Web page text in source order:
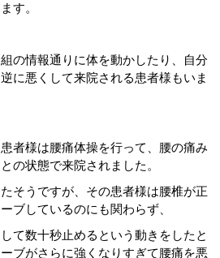
す。
の情報通りに体を動かしたり、自分
に悪くして来院される患者様もいま
者様は腰痛体操を行って、腰の痛み
の状態で来院されました。
そうですが、その患者様は腰椎が正
ブしているのにも関わらず、
て数十秒止めるという動きをしたと
ブがさらに強くなりすぎて腰痛を悪